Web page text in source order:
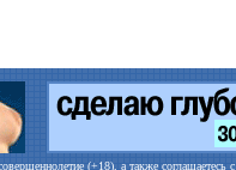
(+18), а также соглашаетесь с